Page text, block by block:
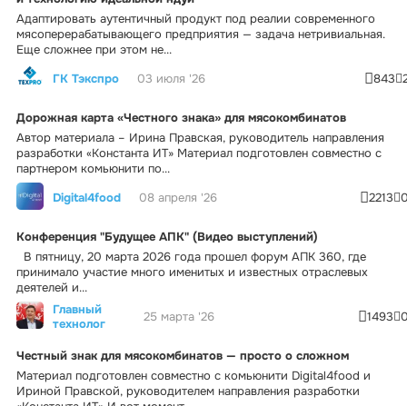
Адаптировать аутентичный продукт под реалии современного
мясоперерабатывающего предприятия — задача нетривиальная.
Еще сложнее при этом не...
ГК Тэкспро
03 июля '26 843
Дорожная карта «Честного знака» для мясокомбинатов
Автор материала – Ирина Правская, руководитель направления
разработки «Константа ИТ» Материал подготовлен совместно с
партнером комьюнити по...
Digital4food
08 апреля '26 2213
Конференция "Будущее АПК" (Видео выступлений)
В пятницу, 20 марта 2026 года прошел форум АПК 360, где
принимало участие много именитых и известных отраслевых
деятелей и...
Главный
технолог
25 марта '26 1493
Честный знак для мясокомбинатов — просто о сложном
Материал подготовлен совместно с комьюнити Digital4food и
Ириной Правской, руководителем направления разработки